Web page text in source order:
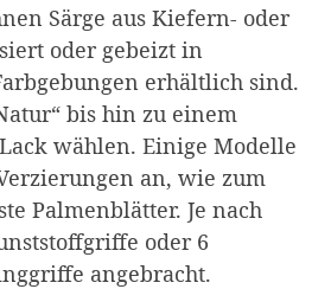
Särge aus Kiefern- oder
oder gebeizt in
erhältlich sind.
bis hin zu einem
wählen. Einige Modelle
an, wie zum
Palmenblätter. Je nach
oder 6
angebracht.